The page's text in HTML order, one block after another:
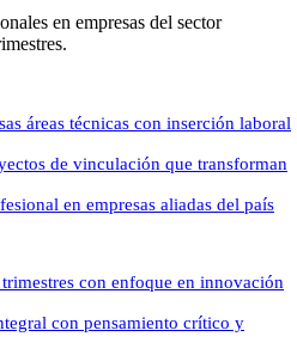
en empresas del sector
áreas técnicas con inserción laboral
de vinculación que transforman
en empresas aliadas del país
con enfoque en innovación
con pensamiento crítico y